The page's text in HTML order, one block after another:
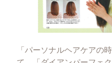
「パーソナルヘアケアの